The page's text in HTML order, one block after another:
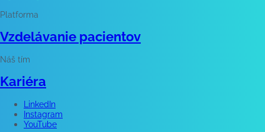
Platforma
Vzdelávanie pacientov
Náš tím
Kariéra
LinkedIn
Instagram
YouTube